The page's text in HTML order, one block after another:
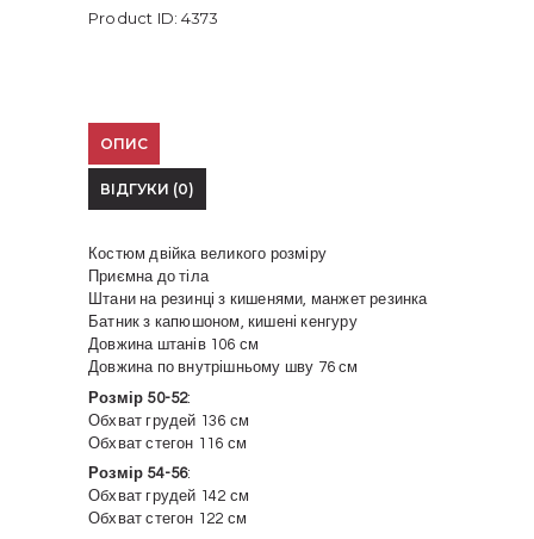
Product ID:4373
ОПИС
ВІДГУКИ (0)
Костюм двійка великого розміру
Приємна до тіла
Штани на резинці з кишенями, манжет резинка
Батник з капюшоном, кишені кенгуру
Довжина штанів 106 см
Довжина по внутрішньому шву 76 см
Розмір 50-52:
Обхват грудей 136 см
Обхват стегон 116 см
Розмір 54-56:
Обхват грудей 142 см
Обхват стегон 122 см